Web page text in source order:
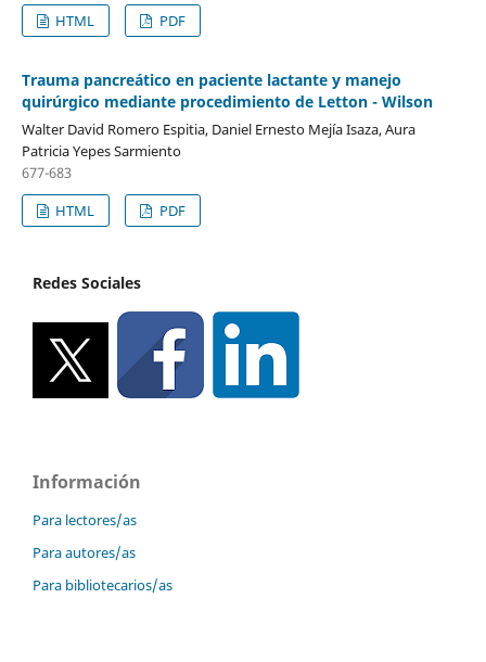
HTML PDF
Trauma pancreático en paciente lactante y manejo
quirúrgico mediante procedimiento de Letton - Wilson
Walter David Romero Espitia, Daniel Ernesto Mejía Isaza, Aura
Patricia Yepes Sarmiento
677-683
HTML
PDF
Redes Sociales
Información
Para lectores/as
Para autores/as
Para bibliotecarios/as